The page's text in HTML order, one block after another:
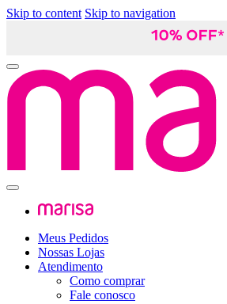
Skip to content Skip to navigation
Meus Pedidos
Nossas Lojas
Atendimento
Como comprar
Fale conosco